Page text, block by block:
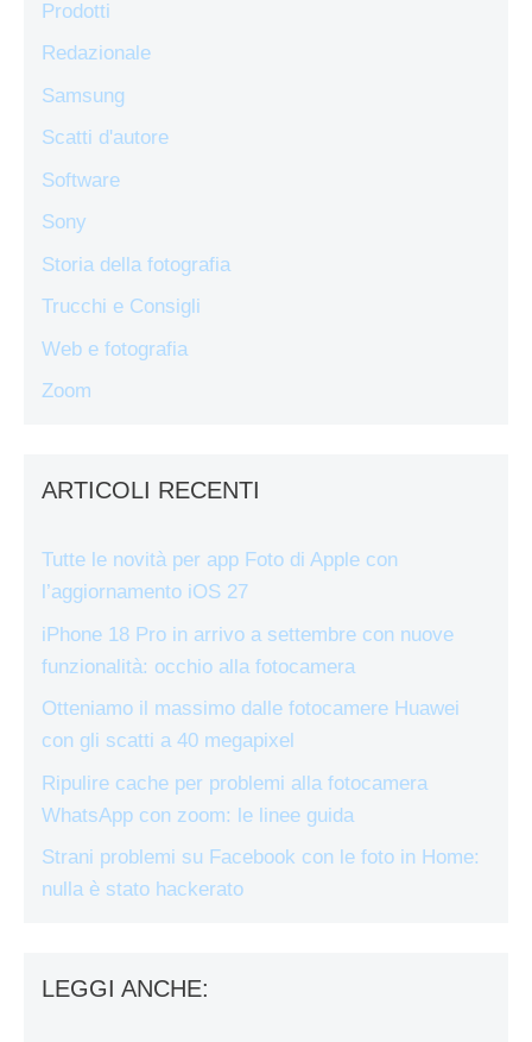
Prodotti
Redazionale
Samsung
Scatti d'autore
Software
Sony
Storia della fotografia
Trucchi e Consigli
Web e fotografia
Zoom
ARTICOLI RECENTI
Tutte le novità per app Foto di Apple con
l’aggiornamento iOS 27
iPhone 18 Pro in arrivo a settembre con nuove
funzionalità: occhio alla fotocamera
Otteniamo il massimo dalle fotocamere Huawei
con gli scatti a 40 megapixel
Ripulire cache per problemi alla fotocamera
WhatsApp con zoom: le linee guida
Strani problemi su Facebook con le foto in Home:
nulla è stato hackerato
LEGGI ANCHE: